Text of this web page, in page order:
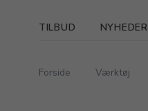
TILBUD NYHEDER
Forside Værktøj